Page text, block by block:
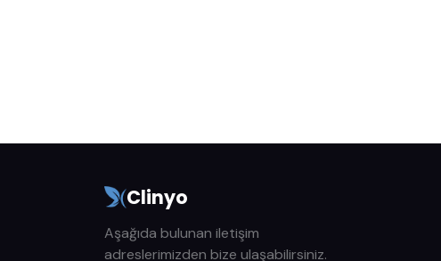
Clinyo
Aşağıda bulunan iletişim
adreslerimizden bize ulaşabilirsiniz.